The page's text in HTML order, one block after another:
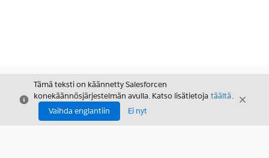
Sulje
Tämä teksti on käännetty Salesforcen
konekäännösjärjestelmän avulla. Katso lisätietoja täältä.
Vaihda englantiin
Ei nyt
Sulje